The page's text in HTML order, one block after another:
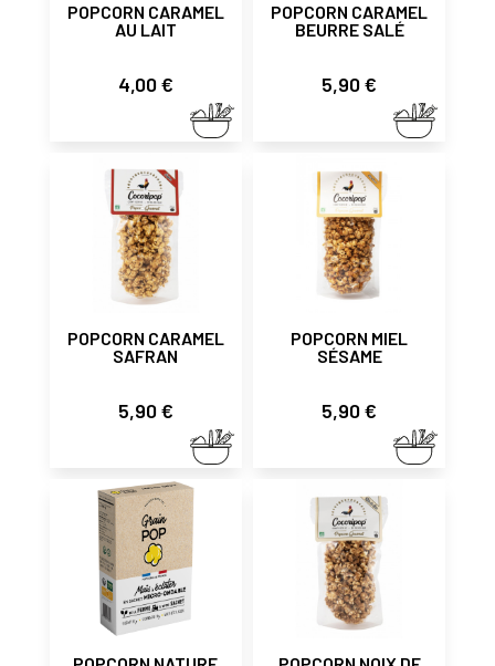
POPCORN CARAMEL
AU LAIT
Prix
4,00 €
POPCORN CARAMEL
BEURRE SALÉ
Prix
5,90 €
POPCORN CARAMEL
SAFRAN
Prix
5,90 €
POPCORN MIEL
SÉSAME
Prix
5,90 €